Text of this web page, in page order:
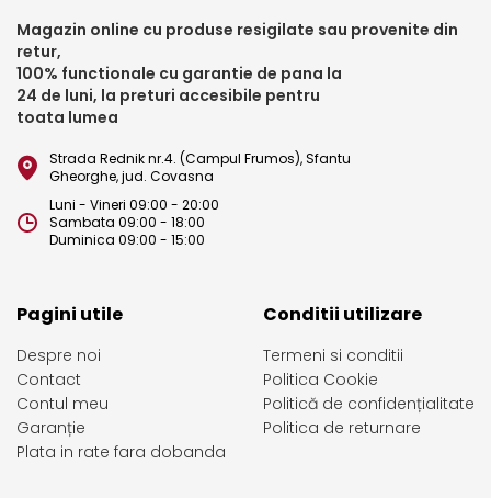
Magazin online cu produse resigilate sau provenite din
retur,
100% functionale cu garantie de pana la
24 de luni, la preturi accesibile pentru
toata lumea
Strada Rednik nr.4. (Campul Frumos), Sfantu
Gheorghe, jud. Covasna
Luni - Vineri 09:00 - 20:00
Sambata 09:00 - 18:00
Duminica 09:00 - 15:00
Pagini utile
Despre noi
Contact
Contul meu
Garanție
Plata in rate fara dobanda
Conditii utilizare
Termeni si conditii
Politica Cookie
Politică de confidențialitate
Politica de returnare